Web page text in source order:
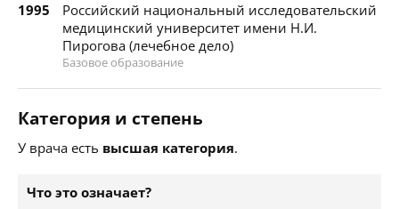
1995
Российский национальный исследовательский
медицинский университет имени Н.И.
Пирогова (лечебное дело)
Базовое образование
Категория и степень
У врача есть высшая категория.
Что это означает?